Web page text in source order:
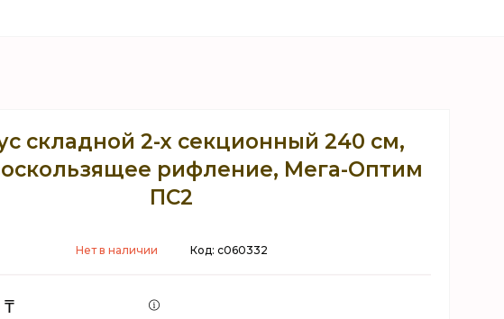
складной 2-х секционный 240 см,
рифление, Мега-Оптим
ПС2
Нет в наличии Код: c060332
₸